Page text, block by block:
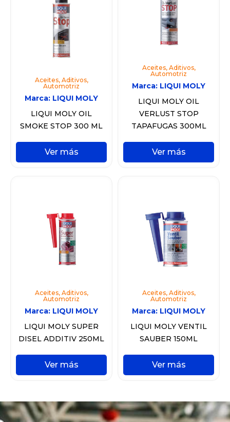
Aceites, Aditivos,
Automotriz
Marca: LIQUI MOLY
LIQUI MOLY OIL
SMOKE STOP 300 ML
Ver más
Aceites, Aditivos,
Automotriz
Marca: LIQUI MOLY
LIQUI MOLY OIL
VERLUST STOP
TAPAFUGAS 300ML
Ver más
Aceites, Aditivos,
Automotriz
Marca: LIQUI MOLY
LIQUI MOLY SUPER
DISEL ADDITIV 250ML
Ver más
Aceites, Aditivos,
Automotriz
Marca: LIQUI MOLY
LIQUI MOLY VENTIL
SAUBER 150ML
Ver más